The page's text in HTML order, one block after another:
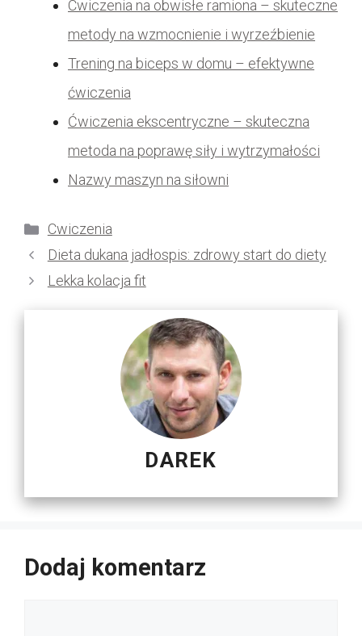
Cwiczenia na obwisłe ramiona – skuteczne
metody na wzmocnienie i wyrzeźbienie
Trening na biceps w domu – efektywne
ćwiczenia
Ćwiczenia ekscentryczne – skuteczna
metoda na poprawę siły i wytrzymałości
Nazwy maszyn na siłowni
Kategorie
Cwiczenia
Dieta dukana jadłospis: zdrowy start do diety
Lekka kolacja fit
DAREK
Dodaj komentarz